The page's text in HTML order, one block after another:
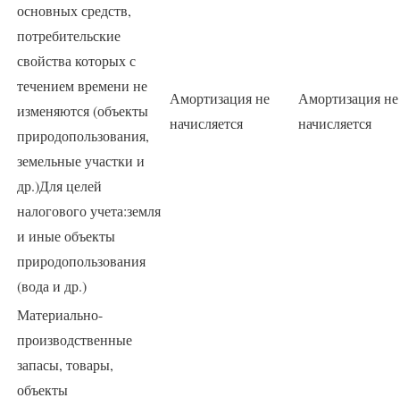
основных средств,
потребительские
свойства которых с
течением времени не
изменяются (объекты
природопользования,
земельные участки и
др.)Для целей
налогового учета:земля
и иные объекты
природопользования
(вода и др.)
Амортизация не
начисляется
Амортизация не
начисляется
Материально-
производственные
запасы, товары,
объекты